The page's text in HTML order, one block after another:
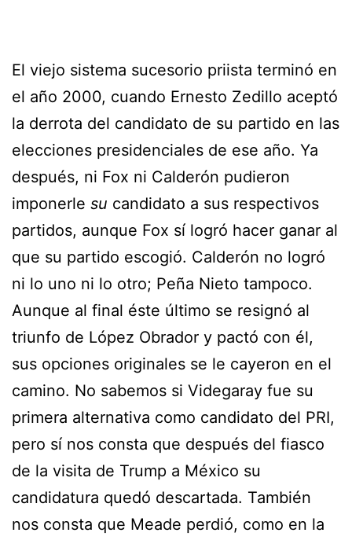
El viejo sistema sucesorio priista terminó en
el año 2000, cuando Ernesto Zedillo aceptó
la derrota del candidato de su partido en las
elecciones presidenciales de ese año. Ya
después, ni Fox ni Calderón pudieron
imponerle su candidato a sus respectivos
partidos, aunque Fox sí logró hacer ganar al
que su partido escogió. Calderón no logró
ni lo uno ni lo otro; Peña Nieto tampoco.
Aunque al final éste último se resignó al
triunfo de López Obrador y pactó con él,
sus opciones originales se le cayeron en el
camino. No sabemos si Videgaray fue su
primera alternativa como candidato del PRI,
pero sí nos consta que después del fiasco
de la visita de Trump a México su
candidatura quedó descartada. También
nos consta que Meade perdió, como en la